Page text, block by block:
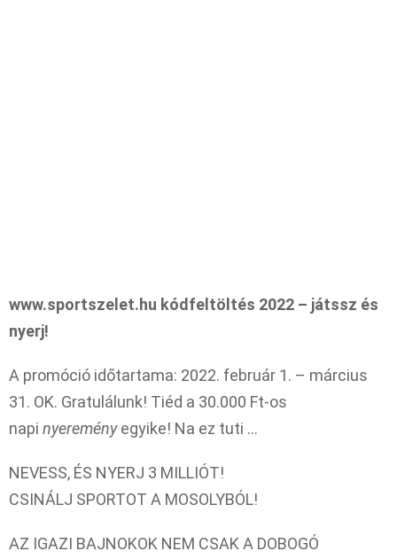
www.sportszelet.hu kódfeltöltés 2022 – játssz és
nyerj!
A promóció időtartama: 2022. február 1. – március
31. OK. Gratulálunk! Tiéd a 30.000 Ft-os
napi nyereményegyike! Na ez tuti …
NEVESS, ÉS NYERJ 3 MILLIÓT!
CSINÁLJ SPORTOT A MOSOLYBÓL!
AZ IGAZI BAJNOKOK NEM CSAK A DOBOGÓ